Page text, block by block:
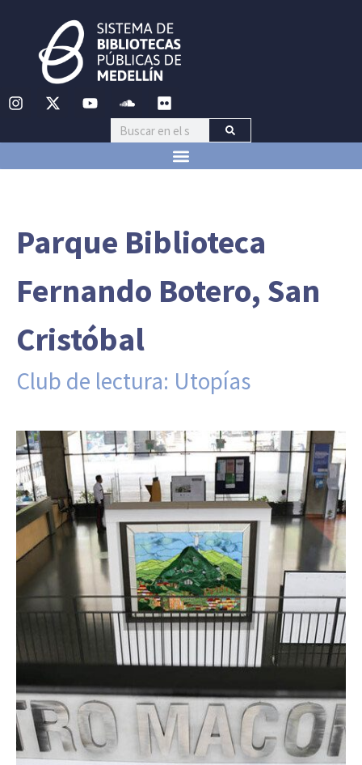
Parque Biblioteca
Fernando Botero, San
Cristóbal
Club de lectura: Utopías